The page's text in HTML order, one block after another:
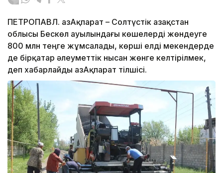
ПЕТРОПАВЛ. ҚазАқпарат – Солтүстік Қазақстан
облысы Бескөл ауылындағы көшелерді жөндеуге
800 млн теңге жұмсалады, көрші елді мекендерде
де бірқатар әлеуметтік нысан жөнге келтірілмек,
деп хабарлайды ҚазАқпарат тілшісі.